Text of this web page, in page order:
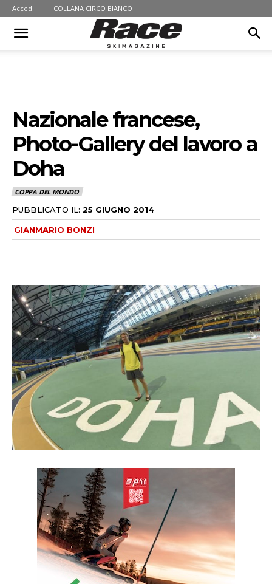
Accedi COLLANA CIRCO BIANCO
Nazionale francese,
Photo-Gallery del lavoro a
Doha
COPPA DEL MONDO
PUBBLICATO IL: 25 GIUGNO 2014
GIANMARIO BONZI